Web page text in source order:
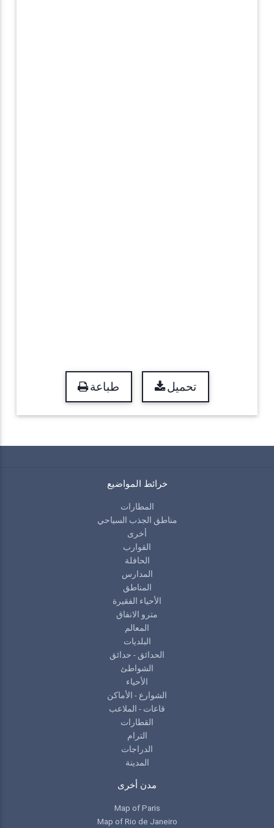
طباعة تحميل
خرائط المواضيع
المطارات
مناطق الجذب السياحي
أخرى
القوارب
الحافلة
المدارس
المناطق
الأحياء الفقيرة
مترو الانفاق
المعالم
البلديات
الحدائق - حدائق
الشواطئ
الأحياء
الشوارع - الأماكن
قاعات - الملاعب
القطارات
الترام
الدراجات
المدينة
مدن أخرى
Map of Paris
Map of Rio de Janeiro